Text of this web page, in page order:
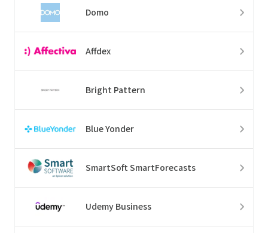
Domo
Affdex
Bright Pattern
Blue Yonder
SmartSoft SmartForecasts
Udemy Business